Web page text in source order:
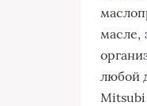
масле,
любой